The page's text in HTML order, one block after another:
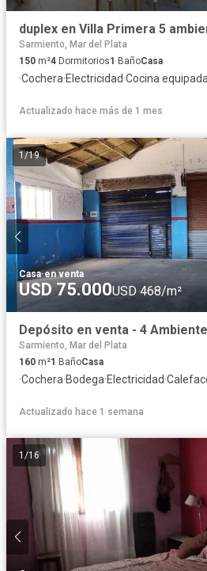
duplex en Villa Primera 5
Sarmiento, Mar del Plata
150 m²4 Dormitorios1 BañoCasa
·Cochera·Electricidad·Cocina equipada
Actualizado hace más de 1 mes
1 /19
Casa·en venta
USD 75.000USD 468/m²
Sarmiento, Mar del Plata
160 m²1 BañoCasa
·Cochera·Bodega·Electricidad·
Actualizado hace 1 semana
1 /16